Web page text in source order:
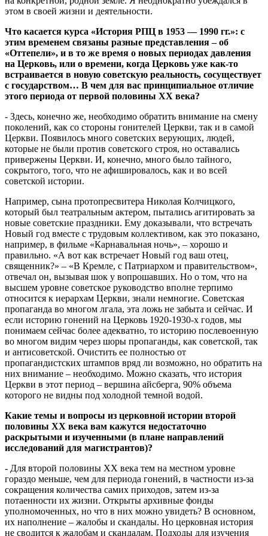
этом в своей жизни и деятельности.
Что касается курса «История РПЦ в 1953 — 1990 гг.»: с
этим временем связаны разные представления – об
«Оттепели», и в то же время о новых периодах давления
на Церковь, или о времени, когда Церковь уже как-то
встраивается в новую советскую реальность, сосуществует
с государством… В чем для вас принципиальное отличие
этого периода от первой половины XX века?
- Здесь, конечно же, необходимо обратить внимание на смену
поколений, как со стороны гонителей Церкви, так и в самой
Церкви. Появилось много советских верующих, людей,
которые не были против советского строя, но оставались
привержены Церкви. И, конечно, много было тайного,
сокрытого, того, что не афишировалось, как и во всей
советской истории.
Например, сына протопресвитера Николая Колчицкого,
который был театральным актером, пытались агитировать за
новые советские праздники. Ему доказывали, что встречать
Новый год вместе с трудовым коллективом, как это показано,
например, в фильме «Карнавальная ночь», – хорошо и
правильно. «А вот как встречает Новый год ваш отец,
священник?» – «В Кремле, с Патриархом и правительством»,
отвечал он, вызывая шок у вопрошавших. Но о том, что на
высшем уровне советское руководство вполне терпимо
относится к иерархам Церкви, знали немногие. Советская
пропаганда во многом лгала, эта ложь не забыта и сейчас. И
если историю гонений на Церковь 1920-1930-х годов, мы
понимаем сейчас более адекватно, то историю послевоенную
во многом видим через шоры пропаганды, как советской, так
и антисоветской. Очистить ее полностью от
пропагандистских штампов вряд ли возможно, но обратить на
них внимание – необходимо. Можно сказать, что история
Церкви в этот период – вершина айсберга, 90% объема
которого не видны под холодной темной водой.
Какие темы и вопросы из церковной истории второй
половины XX века вам кажутся недостаточно
раскрытыми и изученными (в плане направлений
исследований для магистрантов)?
- Для второй половины ХХ века тем на местном уровне
гораздо меньше, чем для периода гонений, в частности из-за
сокращения количества самих приходов, затем из-за
потаенности их жизни. Открыты архивные фонды
уполномоченных, но что в них можно увидеть? В основном,
их наполнение – жалобы и скандалы. Но церковная история
не сводится к жалобам и скандалам. Подходы для изучения